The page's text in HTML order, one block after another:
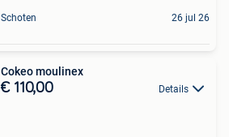
Schoten 26 jul 26
Cokeo moulinex
€ 110,00 Details